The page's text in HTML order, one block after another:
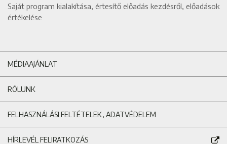
Saját program kialakítása, értesítő előadás kezdésről, előadások
értékelése
MÉDIAAJÁNLAT
RÓLUNK
FELHASZNÁLÁSI FELTÉTELEK, ADATVÉDELEM
HÍRLEVÉL FELIRATKOZÁS